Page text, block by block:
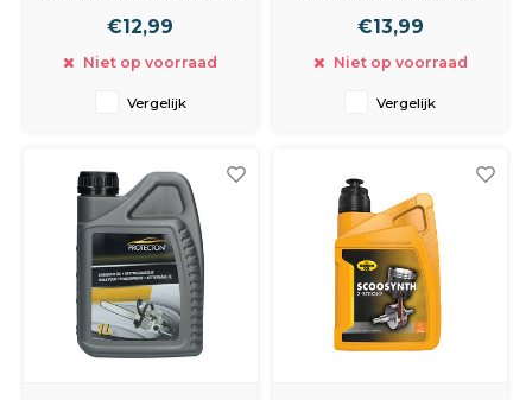
synthetische basisoliën, die
viscositeitsindex bezitten.
€12,99
Niet op voorraad
Vergelijk
en
Motorbescherming
voor benzine-, LPG- en
zonder turbo. Deze motorolie
eisen en zorgt voor een
€13,99
Niet op voorraad
Vergelijk